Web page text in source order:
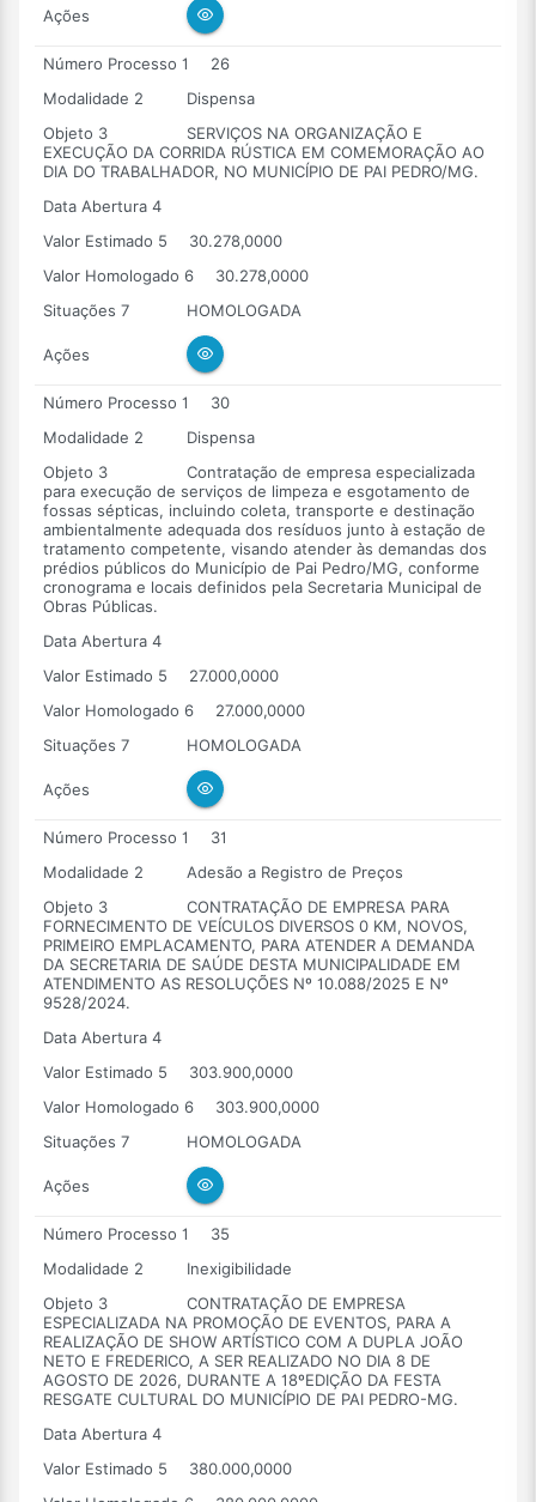
Ações
Número Processo 1
26
Modalidade 2
Dispensa
Objeto 3
SERVIÇOS NA ORGANIZAÇÃO E
EXECUÇÃO DA CORRIDA RÚSTICA EM COMEMORAÇÃO AO
DIA DO TRABALHADOR, NO MUNICÍPIO DE PAI PEDRO/MG.
Data Abertura 4
Valor Estimado 5
30.278,0000
Valor Homologado 6
30.278,0000
Situações 7
HOMOLOGADA
Ações
Número Processo 1
30
Modalidade 2
Dispensa
Objeto 3
Contratação de empresa especializada
para execução de serviços de limpeza e esgotamento de
fossas sépticas, incluindo coleta, transporte e destinação
ambientalmente adequada dos resíduos junto à estação de
tratamento competente, visando atender às demandas dos
prédios públicos do Município de Pai Pedro/MG, conforme
cronograma e locais definidos pela Secretaria Municipal de
Obras Públicas.
Data Abertura 4
Valor Estimado 5
27.000,0000
Valor Homologado 6
27.000,0000
Situações 7
HOMOLOGADA
Ações
Número Processo 1
31
Modalidade 2
Adesão a Registro de Preços
Objeto 3
CONTRATAÇÃO DE EMPRESA PARA
FORNECIMENTO DE VEÍCULOS DIVERSOS 0 KM, NOVOS,
PRIMEIRO EMPLACAMENTO, PARA ATENDER A DEMANDA
DA SECRETARIA DE SAÚDE DESTA MUNICIPALIDADE EM
ATENDIMENTO AS RESOLUÇÕES Nº 10.088/2025 E Nº
9528/2024.
Data Abertura 4
Valor Estimado 5
303.900,0000
Valor Homologado 6
303.900,0000
Situações 7
HOMOLOGADA
Ações
Número Processo 1
35
Modalidade 2
Inexigibilidade
Objeto 3
CONTRATAÇÃO DE EMPRESA
ESPECIALIZADA NA PROMOÇÃO DE EVENTOS, PARA A
REALIZAÇÃO DE SHOW ARTÍSTICO COM A DUPLA JOÃO
NETO E FREDERICO, A SER REALIZADO NO DIA 8 DE
AGOSTO DE 2026, DURANTE A 18ºEDIÇÃO DA FESTA
RESGATE CULTURAL DO MUNICÍPIO DE PAI PEDRO-MG.
Data Abertura 4
Valor Estimado 5
380.000,0000